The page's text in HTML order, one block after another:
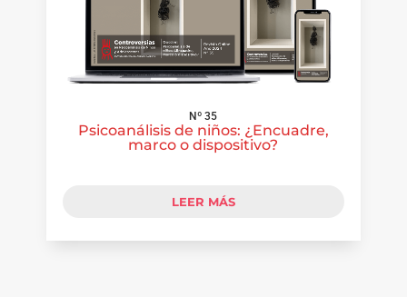
Nº 35
Psicoanálisis de niños: ¿Encuadre,
marco o dispositivo?
LEER MÁS